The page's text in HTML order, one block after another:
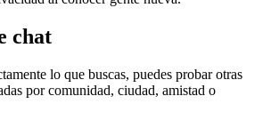
chat
lo que buscas, puedes probar otras
por comunidad, ciudad, amistad o